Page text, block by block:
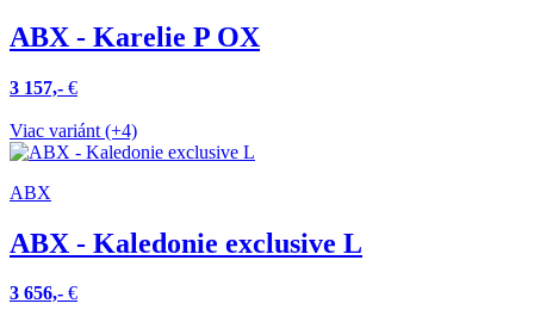
ABX - Karelie P OX
3 157,- €
Viac variánt (+4)
ABX
ABX - Kaledonie exclusive L
3 656,- €